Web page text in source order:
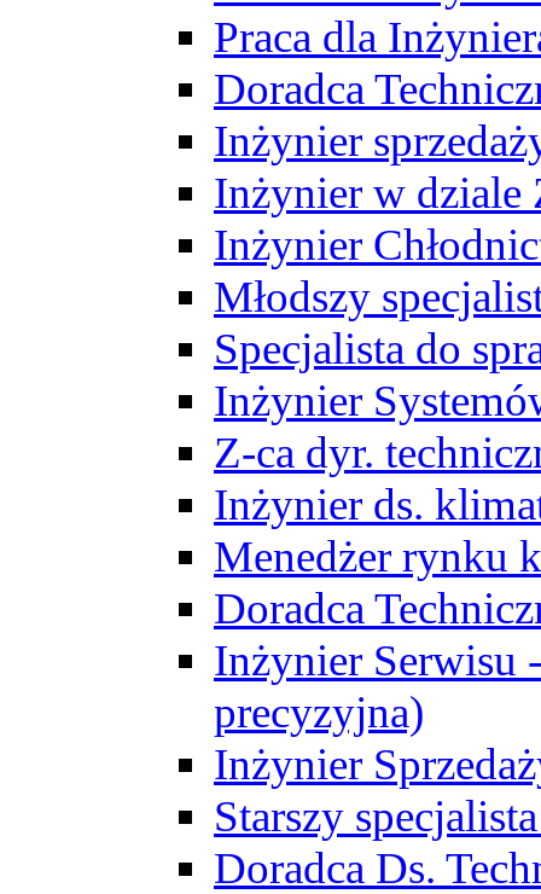
Praca dla
Doradca
Inżynier
Inżynier w dziale
Inżynier
Młodszy
Specjalista do
Inżynier
Z-ca dyr.
Inżynier ds.
Menedżer rynku
Doradca
Inżynier Serwisu
precyzyjna)
Inżynier
Starszy
Doradca Ds.